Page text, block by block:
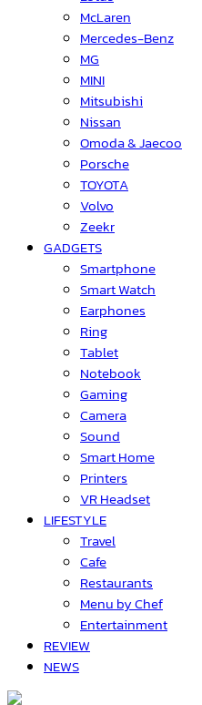
McLaren
Mercedes-Benz
MG
MINI
Mitsubishi
Nissan
Omoda & Jaecoo
Porsche
TOYOTA
Volvo
Zeekr
GADGETS
Smartphone
Smart Watch
Earphones
Ring
Tablet
Notebook
Gaming
Camera
Sound
Smart Home
Printers
VR Headset
LIFESTYLE
Travel
Cafe
Restaurants
Menu by Chef
Entertainment
REVIEW
NEWS